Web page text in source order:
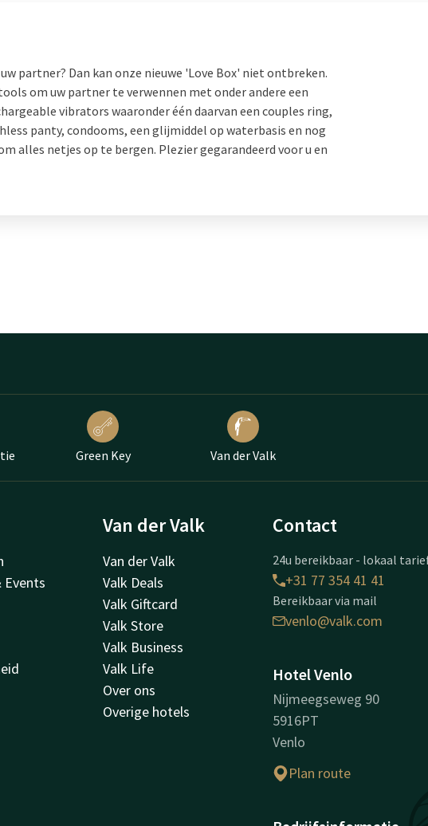
partner? Dan kan onze nieuwe 'Love Box' niet ontbreken.
om uw partner te verwennen met onder andere een
vibrators waaronder één daarvan een couples ring,
panty, condooms, een glijmiddel op waterbasis en nog
alles netjes op te bergen. Plezier gegarandeerd voor u en
Green Key Van der Valk
Events
Van der Valk
Van der Valk
Valk Deals
Valk Giftcard
Valk Store
Valk Business
Valk Life
Over ons
Overige hotels
Contact
24u bereikbaar - lokaal
+31 77 354 41 41
Bereikbaar via mail
venlo@valk.com
Hotel Venlo
Nijmeegseweg 90
5916PT
Venlo
Plan route